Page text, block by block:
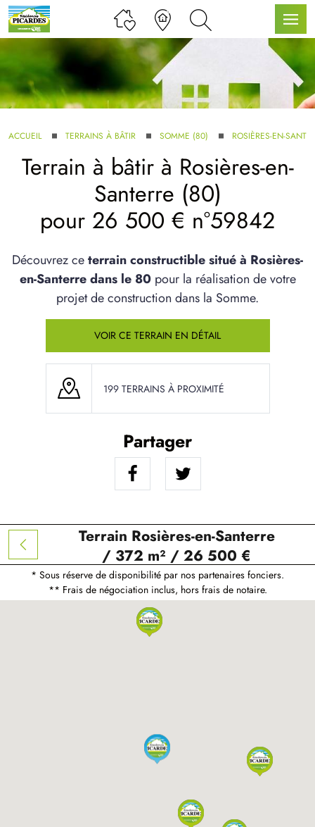
SERVICE BDL EXTENSION
ARTICLES
ACCUEIL TERRAINS À BÂTIR SOMME (80) ROSIÈRES-EN-
Terrain à bâtir à Rosières-en-
Santerre (80)
pour 26 500 € n°59842
Découvrez ceterrain constructible situé à Rosières-
en-Santerre dans le 80pour la réalisation de votre
projet de construction dans la Somme.
VOIR CE TERRAIN EN DÉTAIL
199 TERRAINS À PROXIMITÉ
Partager
Terrain Rosières-en-Santerre
/ 372 m² / 26 500 €
* Sous réserve de disponibilité par nos partenaires fonciers.
** Frais de négociation inclus, hors frais de notaire.